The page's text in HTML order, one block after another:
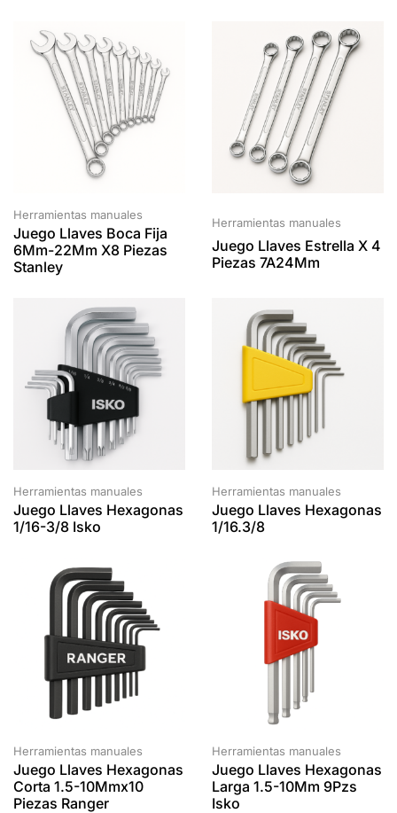
Herramientas manuales
Juego Llaves Boca Fija
6Mm-22Mm X8 Piezas
Stanley
Herramientas manuales
Juego Llaves Estrella X 4
Piezas 7A24Mm
Herramientas manuales
Juego Llaves Hexagonas
1/16-3/8 Isko
Herramientas manuales
Juego Llaves Hexagonas
1/16.3/8
Herramientas manuales
Juego Llaves Hexagonas
Corta 1.5-10Mmx10
Piezas Ranger
Herramientas manuales
Juego Llaves Hexagonas
Larga 1.5-10Mm 9Pzs
Isko